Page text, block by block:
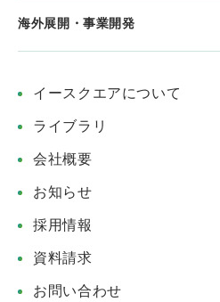
海外展開・事業開発
イースクエアについて
ライブラリ
会社概要
お知らせ
採用情報
資料請求
お問い合わせ